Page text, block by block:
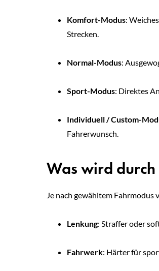
Komfort-Modus:
Strecken.
Normal-Modus:
Sport-Modus: Direktes
Individuell / Custom-
Fahrerwunsch.
Was wird durch
Je nach gewähltem Fahrmodus
Lenkung: Straffer oder
Fahrwerk: Härter für